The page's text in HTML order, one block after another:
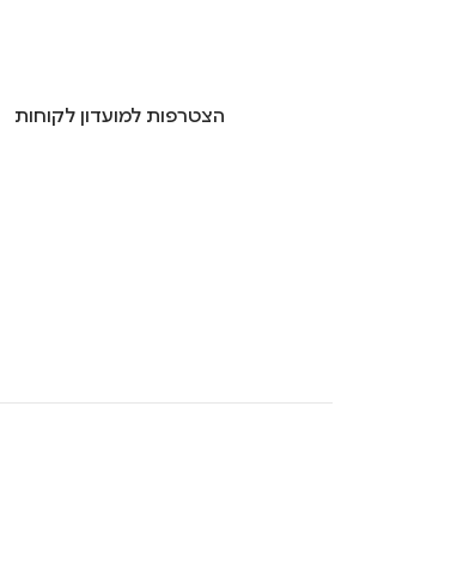
הצטרפות למועדון לקוחות